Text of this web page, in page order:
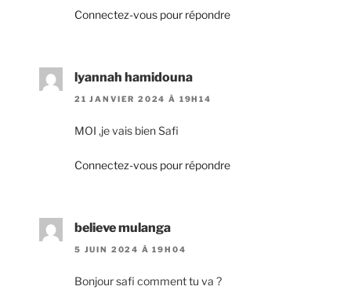
Connectez-vous pour répondre
lyannah hamidouna
21 JANVIER 2024 À 19H14
MOI ,je vais bien Safi
Connectez-vous pour répondre
believe mulanga
5 JUIN 2024 À 19H04
Bonjour safi comment tu va ?